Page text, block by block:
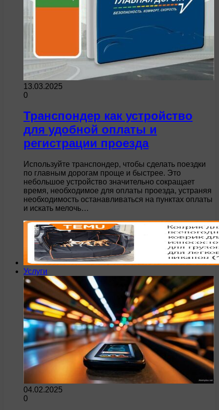
13.03.2025
0
Транспондер как устройство
для удобной оплаты и
регистрации проезда
Используйте транспондер, чтобы сделать поездки
по главным дорогам проще и быстрее. Это
небольшое устройство значительно сокращает
время, необходимое для оплаты проезда, устраняя
необходимость останавливаться на пунктах оплаты
и искать мелочь…
Услуги
04.02.2025
0